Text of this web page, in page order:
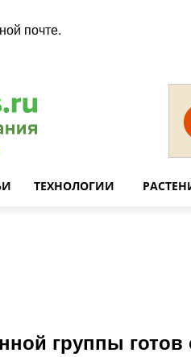
почте.
ТЕХНОЛОГИИ
группы